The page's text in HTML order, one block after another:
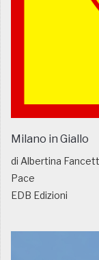
Milano in Giallo
di Albertina
Pace
EDB Edizioni